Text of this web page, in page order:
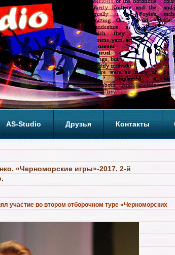
AS-Studio Друзья Контакты
«Черноморские игры»-2017. 2-й
участие во втором отборочном туре «Черноморских